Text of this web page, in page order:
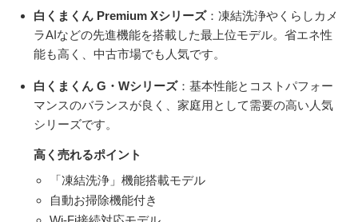
白くまくん Premium Xシリーズ：凍結洗浄やくらしカメ
ラAIなどの先進機能を搭載した最上位モデル。省エネ性
能も高く、中古市場でも人気です。
白くまくん G・Wシリーズ：基本性能とコストパフォー
マンスのバランスが良く、家庭用として需要の高い人気
シリーズです。
高く売れるポイント
「凍結洗浄」機能搭載モデル
自動お掃除機能付き